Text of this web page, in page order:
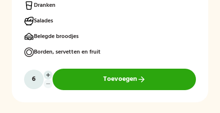
Dranken
Salades
Belegde broodjes
Borden, servetten en fruit
Toevoegen